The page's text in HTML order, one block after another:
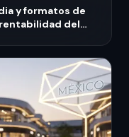
y formatos de
del